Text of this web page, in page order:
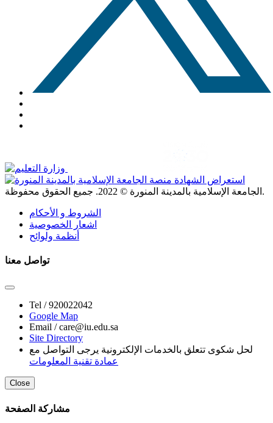
الجامعة الإسلامية بالمدينة المنورة © 2022 . جميع الحقوق محفوظة.
الشروط و الأحكام
اشعار الخصوصية
أنظمة ولوائح
تواصل معنا
Tel /920022042
Google Map
Email /care@iu.edu.sa
Site Directory
لحل شكوى تتعلق بالخدمات الإلكترونية يرجى التواصل مع
عمادة تقنية المعلومات
Close
مشاركة الصفحة